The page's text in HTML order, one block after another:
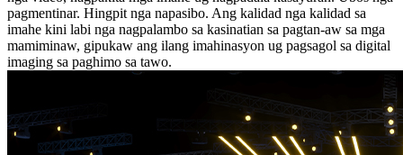
pagmentinar. Hingpit nga napasibo. Ang kalidad nga kalidad sa
imahe kini labi nga nagpalambo sa kasinatian sa pagtan-aw sa mga
mamiminaw, gipukaw ang ilang imahinasyon ug pagsagol sa digital
imaging sa paghimo sa tawo.